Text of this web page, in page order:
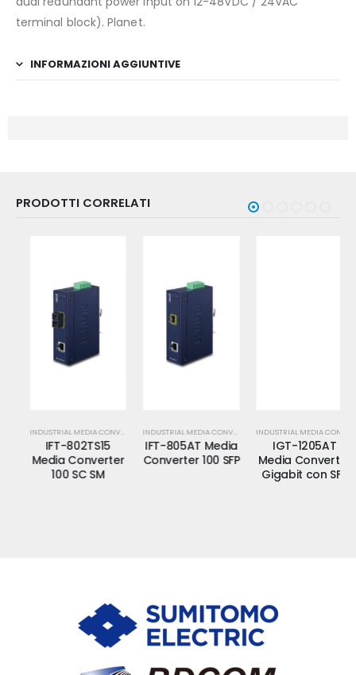
terminal block). Planet.
INFORMAZIONI AGGIUNTIVE
PRODOTTI CORRELATI
INDUSTRIAL MEDIA CONVERTER
IFT-802TS15
Media Converter
100 SC SM
INDUSTRIAL MEDIA CONVERTER
IFT-805AT Media
Converter 100 SFP
INDUSTRIAL MEDIA CONVERTER
IGT-1205AT
Media Converter
Gigabit con SFP